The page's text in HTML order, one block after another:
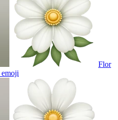
Flor
emoji